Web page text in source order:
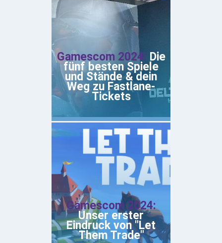
Gamescom 2024: Die
fünf besten Spiele
und Stände & dein
Weg zu Fastlane-
Tickets
Gamescom 2024:
Unser erster
Eindruck von "Let
Them Trade"